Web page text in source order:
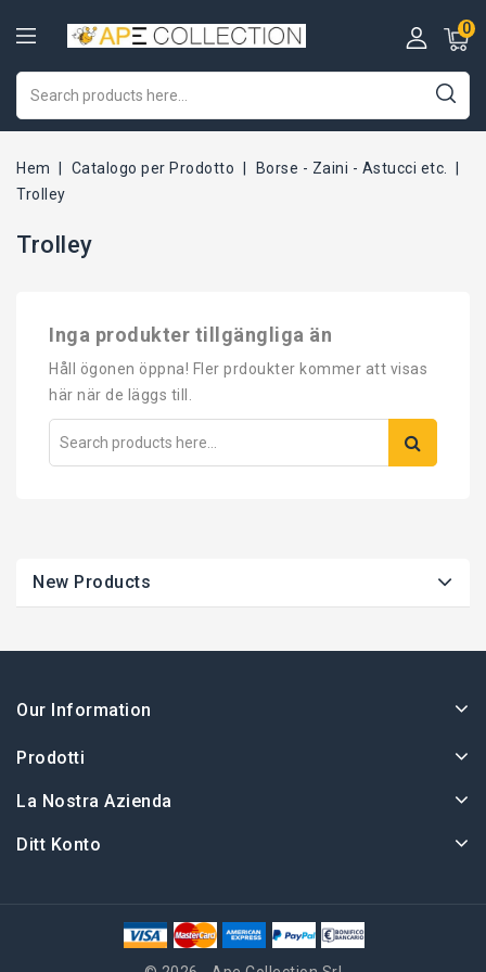
0
Hem Catalogo per Prodotto
Borse - Zaini - Astucci etc.
Trolley
Trolley
Inga produkter tillgängliga än
Håll ögonen öppna! Fler prdoukter kommer att visas
här när de läggs till.
New Products
Our Information
Prodotti
La Nostra Azienda
Ditt Konto